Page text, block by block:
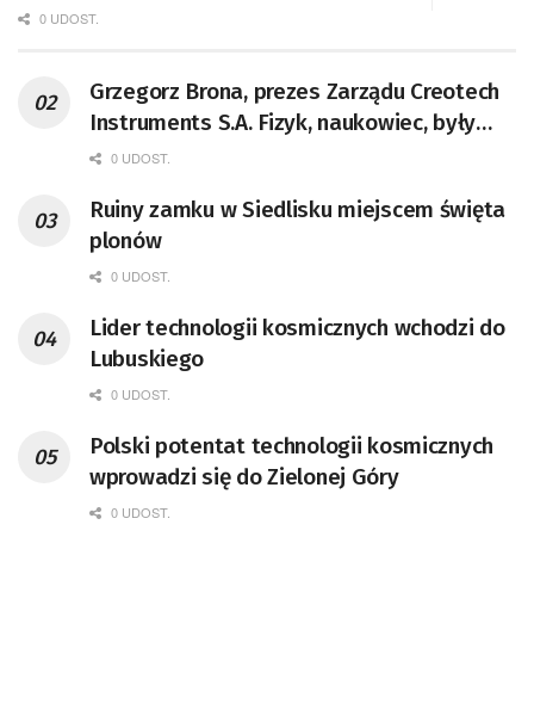
0 UDOST.
Grzegorz Brona, prezes Zarządu Creotech
Instruments S.A. Fizyk, naukowiec, były
pracownik CERN w Genewie,
doktor habilitowany nauk fizycznych,
koordynator Rady Sektorowej ds.
Kompetencji Przemysłu Lotniczo-
Badań Kosmicznych i Satelitarnych PAN.
0 UDOST.
Ruiny zamku w Siedlisku miejscem święta
plonów
0 UDOST.
Lider technologii kosmicznych wchodzi do
Lubuskiego
0 UDOST.
Polski potentat technologii kosmicznych
wprowadzi się do Zielonej Góry
0 UDOST.